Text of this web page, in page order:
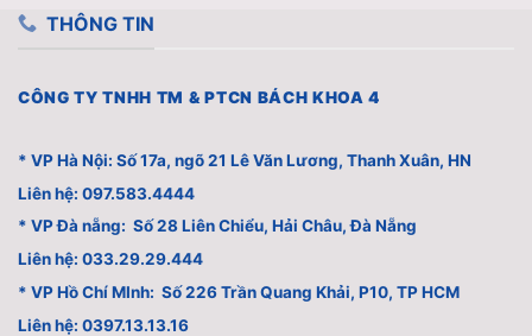
THÔNG TIN
CÔNG TY TNHH TM & PTCN BÁCH KHOA 4
* VP Hà Nội: Số 17a, ngõ 21 Lê Văn Lương, Thanh Xuân, HN
Liên hệ: 097.583.4444
* VP Đà nẵng: Số 28 Liên Chiểu, Hải Châu, Đà Nẵng
Liên hệ: 033.29.29.444
* VP Hồ Chí MInh: Số 226 Trần Quang Khải, P10, TP HCM
Liên hệ: 0397.13.13.16